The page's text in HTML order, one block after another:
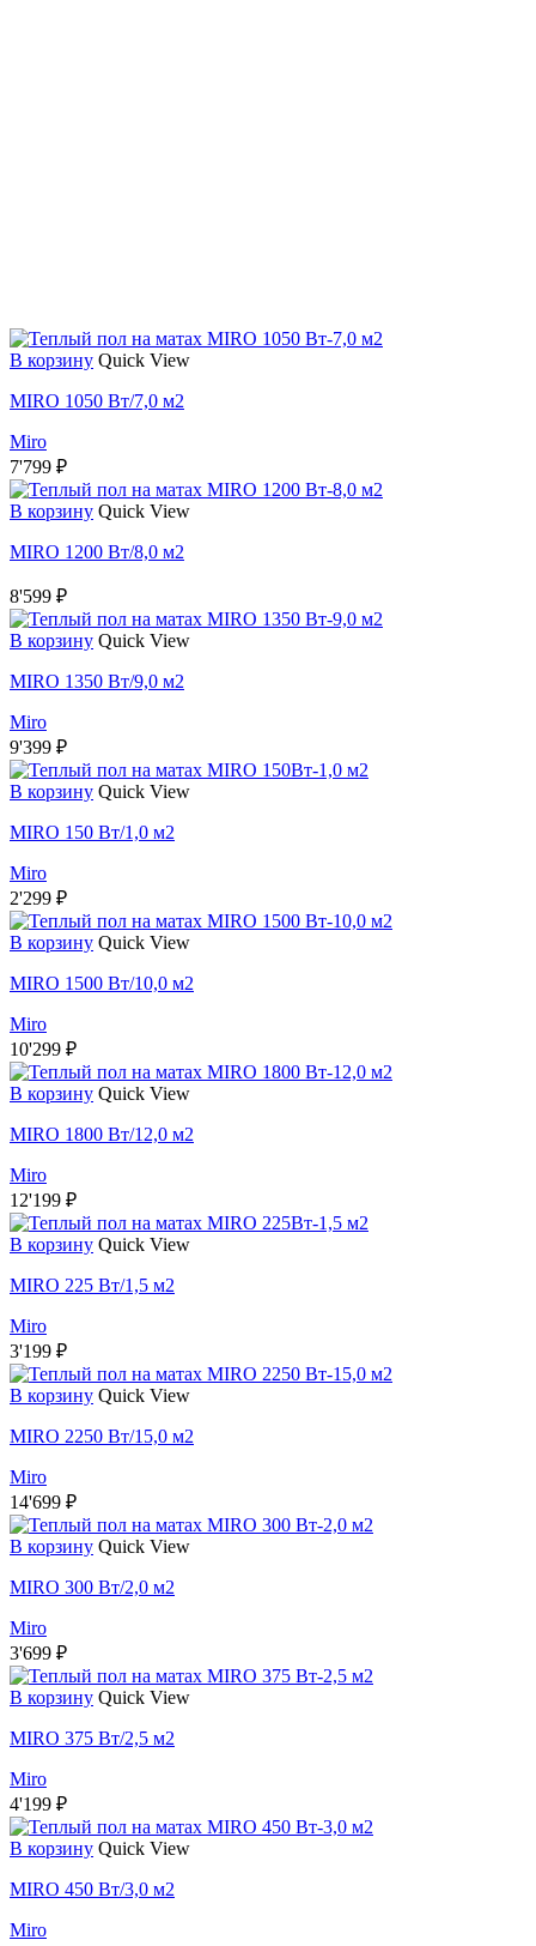
В корзину Quick View
MIRO 1050 Вт/7,0 м2
Miro
7'799 ₽
В корзину Quick View
MIRO 1200 Вт/8,0 м2
8'599 ₽
В корзину Quick View
MIRO 1350 Вт/9,0 м2
Miro
9'399 ₽
В корзину Quick View
MIRO 150 Вт/1,0 м2
Miro
2'299 ₽
В корзину Quick View
MIRO 1500 Вт/10,0 м2
Miro
10'299 ₽
В корзину Quick View
MIRO 1800 Вт/12,0 м2
Miro
12'199 ₽
В корзину Quick View
MIRO 225 Вт/1,5 м2
Miro
3'199 ₽
В корзину Quick View
MIRO 2250 Вт/15,0 м2
Miro
14'699 ₽
В корзину Quick View
MIRO 300 Вт/2,0 м2
Miro
3'699 ₽
В корзину Quick View
MIRO 375 Вт/2,5 м2
Miro
4'199 ₽
В корзину Quick View
MIRO 450 Вт/3,0 м2
Miro